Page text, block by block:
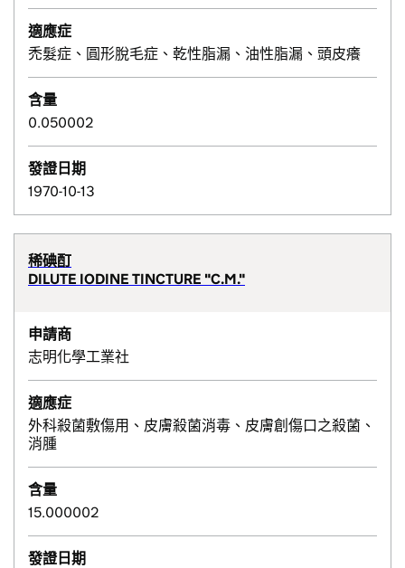
適應症
禿髮症、圓形脫毛症、乾性脂漏、油性脂漏、頭皮癢
含量
0.050002
發證日期
1970-10-13
稀碘酊
DILUTE IODINE TINCTURE "C.M."
申請商
志明化學工業社
適應症
外科殺菌敷傷用、皮膚殺菌消毒、皮膚創傷口之殺菌、
消腫
含量
15.000002
發證日期